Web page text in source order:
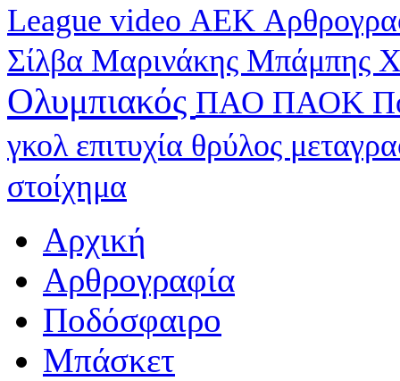
League video ΑΕΚ
Σίλβα Μαρινάκης Μπάμπης
Ολυμπιακός ΠΑΟ ΠΑΟΚ
γκολ επιτυχία θρύλος
στοίχημα
Αρχική
Αρθρογραφία
Ποδόσφαιρο
Μπάσκετ